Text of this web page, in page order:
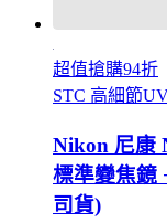
超值搶購94折
STC 高細節
Nikon 尼康
標準變焦鏡
司貨)